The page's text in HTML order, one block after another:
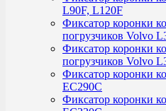
L90F, L120F
Фиксатор коронки
погрузчиков Volvo
Фиксатор коронки
погрузчиков Volvo
Фиксатор коронки
EC290C
Фиксатор коронки